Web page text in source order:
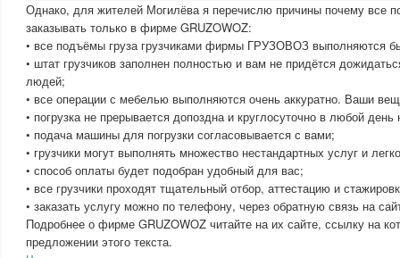
Однако, для жителей Могилёва я перечислю причины почему все
заказывать только в фирме GRUZOWOZ:
• все подъёмы груза грузчиками фирмы ГРУЗОВОЗ выполняются
• штат грузчиков заполнен полностью и вам не придётся
людей;
• все операции с мебелью выполняются очень аккуратно. Ваши
• погрузка не прерывается допоздна и круглосуточно в любой день
• подача машины для погрузки согласовывается с вами;
• грузчики могут выполнять множество нестандартных услуг и
• способ оплаты будет подобран удобный для вас;
• все грузчики проходят тщательный отбор, аттестацию и
• заказать услугу можно по телефону, через обратную связь на
Подробнее о фирме GRUZOWOZ читайте на их сайте, ссылку на
предложении этого текста.